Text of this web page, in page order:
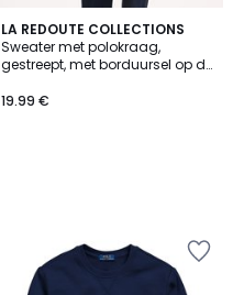
LA REDOUTE COLLECTIONS
Sweater met polokraag,
gestreept, met borduursel op de
19.99 €